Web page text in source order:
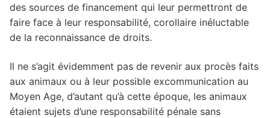
des sources de financement qui leur permettront de
faire face à leur responsabilité, corollaire inéluctable
de la reconnaissance de droits.
Il ne s’agit évidemment pas de revenir aux procès faits
aux animaux ou à leur possible excommunication au
Moyen Age, d’autant qu’à cette époque, les animaux
étaient sujets d’une responsabilité pénale sans